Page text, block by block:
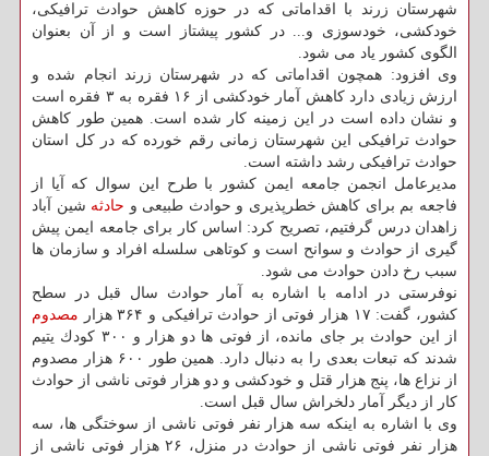
شهرستان زرند با اقداماتی كه در حوزه كاهش حوادث ترافیكی،
خودكشی، خودسوزی و... در كشور پیشتاز است و از آن بعنوان
الگوی كشور یاد می شود.
وی افزود: همچون اقداماتی كه در شهرستان زرند انجام شده و
ارزش زیادی دارد كاهش آمار خودكشی از ۱۶ فقره به ۳ فقره است
و نشان داده است در این زمینه كار شده است. همین طور كاهش
حوادث ترافیكی این شهرستان زمانی رقم خورده كه در كل استان
حوادث ترافیكی رشد داشته است.
مدیرعامل انجمن جامعه ایمن كشور با طرح این سوال كه آیا از
فاجعه بم برای كاهش خطرپذیری و حوادث طبیعی و حادثه شین آباد
زاهدان درس گرفتیم، تصریح كرد: اساس كار برای جامعه ایمن پیش
گیری از حوادث و سوانح است و كوتاهی سلسله افراد و سازمان ها
سبب رخ دادن حوادث می شود.
نوفرستی در ادامه با اشاره به آمار حوادث سال قبل در سطح
كشور، گفت: ۱۷ هزار فوتی از حوادث ترافیكی و ۳۶۴ هزار
مصدوم
از این حوادث بر جای مانده، از فوتی ها دو هزار و ۳۰۰ كودك یتیم
شدند كه تبعات بعدی را به دنبال دارد. همین طور ۶۰۰ هزار مصدوم
از نزاع ها، پنج هزار قتل و خودكشی و دو هزار فوتی ناشی از حوادث
كار از دیگر آمار دلخراش سال قبل است.
وی با اشاره به اینكه سه هزار نفر فوتی ناشی از سوختگی ها، سه
هزار نفر فوتی ناشی از حوادث در منزل، ۲۶ هزار فوتی ناشی از